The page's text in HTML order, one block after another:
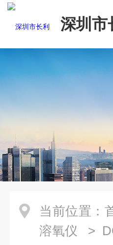
深圳市
当前位置：
溶氧仪
>